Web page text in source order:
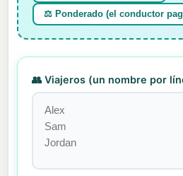
⚖️ Ponderado (el conductor
👥 Viajeros (un nombre por